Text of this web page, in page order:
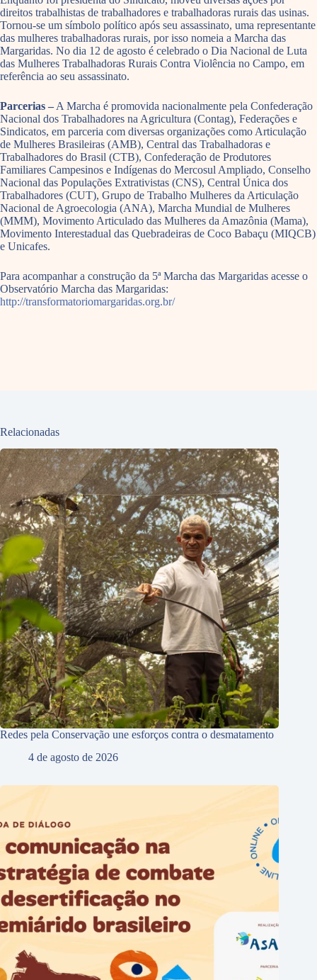
direitos trabalhistas de trabalhadores e trabalhadoras rurais das usinas.
Tornou-se um símbolo político após seu assassinato, uma representante
das mulheres trabalhadoras rurais, por isso nomeia a Marcha das
Margaridas. No dia 12 de agosto é celebrado o Dia Nacional de Luta
das Mulheres Trabalhadoras Rurais Contra Violência no Campo, em
referência ao seu assassinato.
Parcerias – A Marcha é promovida nacionalmente pela Confederação
Nacional dos Trabalhadores na Agricultura (Contag), Federações e
Sindicatos, em parceria com diversas organizações como Articulação
de Mulheres Brasileiras (AMB), Central das Trabalhadoras e
Trabalhadores do Brasil (CTB), Confederação de Produtores
Familiares Campesinos e Indígenas do Mercosul Ampliado, Conselho
Nacional das Populações Extrativistas (CNS), Central Única dos
Trabalhadores (CUT), Grupo de Trabalho Mulheres da Articulação
Nacional de Agroecologia (ANA), Marcha Mundial de Mulheres
(MMM), Movimento Articulado das Mulheres da Amazônia (Mama),
Movimento Interestadual das Quebradeiras de Coco Babaçu (MIQCB)
e Unicafes.
Para acompanhar a construção da 5ª Marcha das Margaridas acesse o
Observatório Marcha das Margaridas:
http://transformatoriomargaridas.org.br/
Relacionadas
Redes pela Conservação une esforços contra o desmatamento
4 de agosto de 2026